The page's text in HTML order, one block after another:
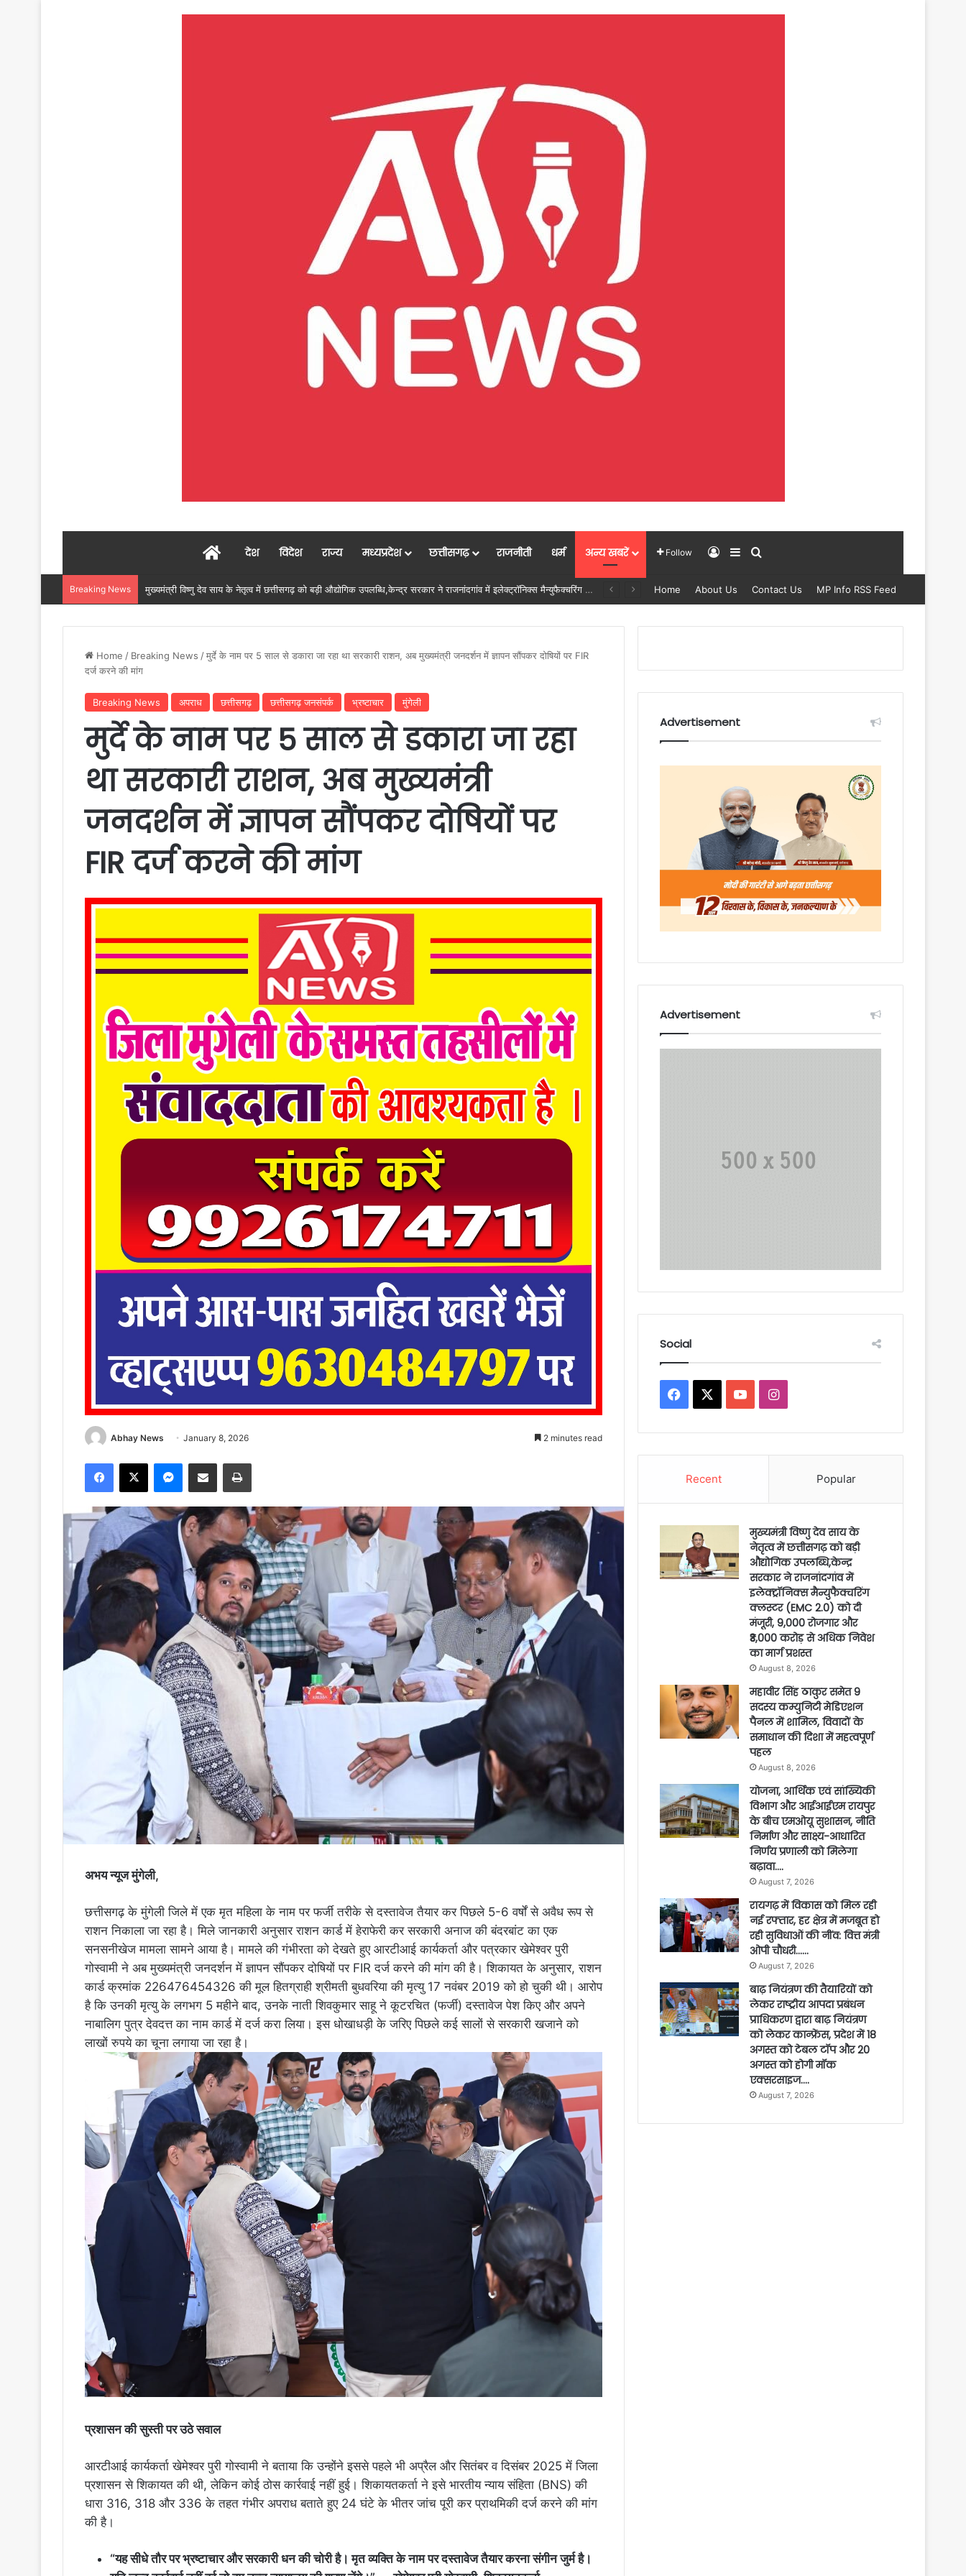
Homeदेश विदेश राज्य मध्यप्रदेश छत्तीसगढ़ राजनीती धर्म अन्य खबरें Follow Log InSidebar
Breaking News महावीर सिंह ठाकुर समेत 9 सदस्य कम्युनिटी मेडिएशन पैनल में शामिल, विवादों के समाधान की दिशा में महत्वपूर्ण पहल Home About Us Contact Us MP Info RSS Feed
Home / Breaking News /मुर्दे के नाम पर 5 साल से डकारा जा रहा था सरकारी राशन, अब मुख्यमंत्री जनदर्शन में ज्ञापन सौंपकर दोषियों पर FIR
दर्ज करने की मांग
Breaking News अपराध छत्तीसगढ़ छत्तीसगढ़ जनसंपर्क भ्रष्टाचार मुंगेली
मुर्दे के नाम पर 5 साल से डकारा जा रहा
था सरकारी राशन, अब मुख्यमंत्री
जनदर्शन में ज्ञापन सौंपकर दोषियों पर
FIR दर्ज करने की मांग
Abhay News January 8, 2026 2 minutes read
Facebook
X Messenger
Share via Email Print
अभय न्यूज मुंगेली,
छत्तीसगढ़ के मुंगेली जिले में एक मृत महिला के नाम पर फर्जी तरीके से दस्तावेज तैयार कर पिछले 5-6 वर्षों से अवैध रूप से
राशन निकाला जा रहा है। मिले जानकारी अनुसार राशन कार्ड में हेराफेरी कर सरकारी अनाज की बंदरबांट का एक
सनसनीखेज मामला सामने आया है। मामले की गंभीरता को देखते हुए आरटीआई कार्यकर्ता और पत्रकार खेमेश्वर पुरी
गोस्वामी ने अब मुख्यमंत्री जनदर्शन में ज्ञापन सौंपकर दोषियों पर FIR दर्ज करने की मांग की है। शिकायत के अनुसार, राशन
कार्ड क्रमांक 226476454326 की मूल हितग्राही श्रीमती बुधवरिया की मृत्यु 17 नवंबर 2019 को हो चुकी थी। आरोप
है कि उनकी मृत्यु के लगभग 5 महीने बाद, उनके नाती शिवकुमार साहू ने कूटरचित (फर्जी) दस्तावेज पेश किए और अपने
नाबालिग पुत्र देवदत्त का नाम कार्ड में दर्ज करा लिया। इस धोखाधड़ी के जरिए पिछले कई सालों से सरकारी खजाने को
लाखों रुपये का चूना लगाया जा रहा है।
प्रशासन की सुस्ती पर उठे सवाल
आरटीआई कार्यकर्ता खेमेश्वर पुरी गोस्वामी ने बताया कि उन्होंने इससे पहले भी अप्रैल और सितंबर व दिसंबर 2025 में जिला
प्रशासन से शिकायत की थी, लेकिन कोई ठोस कार्रवाई नहीं हुई। शिकायतकर्ता ने इसे भारतीय न्याय संहिता (BNS) की
धारा 316, 318 और 336 के तहत गंभीर अपराध बताते हुए 24 घंटे के भीतर जांच पूरी कर प्राथमिकी दर्ज करने की मांग
की है।
“यह सीधे तौर पर भ्रष्टाचार और सरकारी धन की चोरी है। मृत व्यक्ति के नाम पर दस्तावेज तैयार करना संगीन जुर्म है।
Advertisement
Advertisement
Social
Facebook YouTubeInstagram
Recent Popular
मुख्यमंत्री विष्णु देव साय के
नेतृत्व में छत्तीसगढ़ को बड़ी
औद्योगिक उपलब्धि,केन्द्र
सरकार ने राजनांदगांव में
इलेक्ट्रॉनिक्स मैन्युफैक्चरिंग
क्लस्टर (EMC 2.0) को दी
मंजूरी, 9,000 रोजगार और
₹3,000 करोड़ से अधिक निवेश
का मार्ग प्रशस्त
August 8, 2026
महावीर सिंह ठाकुर समेत 9
सदस्य कम्युनिटी मेडिएशन
पैनल में शामिल, विवादों के
समाधान की दिशा में महत्वपूर्ण
पहल
August 8, 2026
योजना, आर्थिक एवं सांख्यिकी
विभाग और आईआईएम रायपुर
के बीच एमओयू सुशासन, नीति
निर्माण और साक्ष्य-आधारित
निर्णय प्रणाली को मिलेगा
बढ़ावा….
August 7, 2026
रायगढ़ में विकास को मिल रही
नई रफ्तार, हर क्षेत्र में मजबूत हो
रही सुविधाओं की नींव: वित्त मंत्री
ओपी चौधरी……
August 7, 2026
बाढ़ नियंत्रण की तैयारियों को
लेकर राष्ट्रीय आपदा प्रबंधन
प्राधिकरण द्वारा बाढ़ नियंत्रण
को लेकर कान्फ्रेंस, प्रदेश में 18
अगस्त को टेबल टॉप और 20
अगस्त को होगी मॉक
एक्सरसाइज….
August 7, 2026